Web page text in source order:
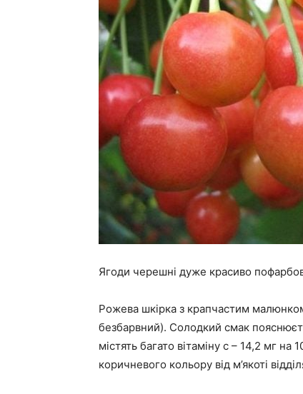
Ягоди черешні дуже красиво
Рожева шкірка з крапчастим
безбарвний). Солодкий смак
містять багато вітаміну с – 14,2 мг на
коричневого кольору від м’якоті